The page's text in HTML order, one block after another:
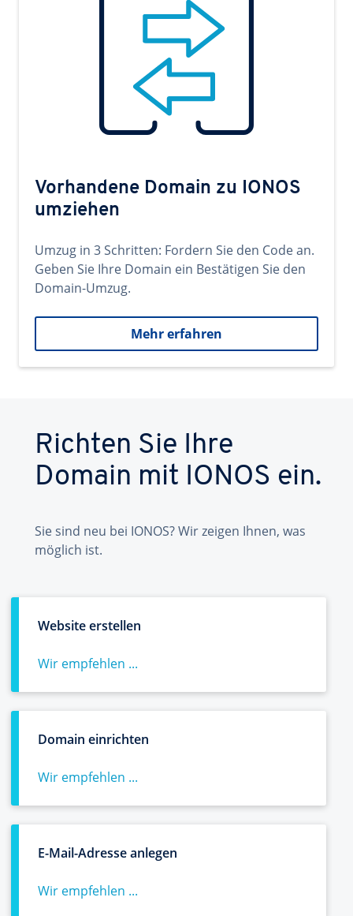
Vorhandene Domain zu IONOS
umziehen
Umzug in 3 Schritten: Fordern Sie den Code an.
Geben Sie Ihre Domain ein Bestätigen Sie den
Domain-Umzug.
Mehr erfahren
Richten Sie Ihre
Domain mit IONOS ein.
Sie sind neu bei IONOS? Wir zeigen Ihnen, was
möglich ist.
Website erstellen
Wir empfehlen ...
Domain einrichten
Wir empfehlen ...
E-Mail-Adresse anlegen
Wir empfehlen ...